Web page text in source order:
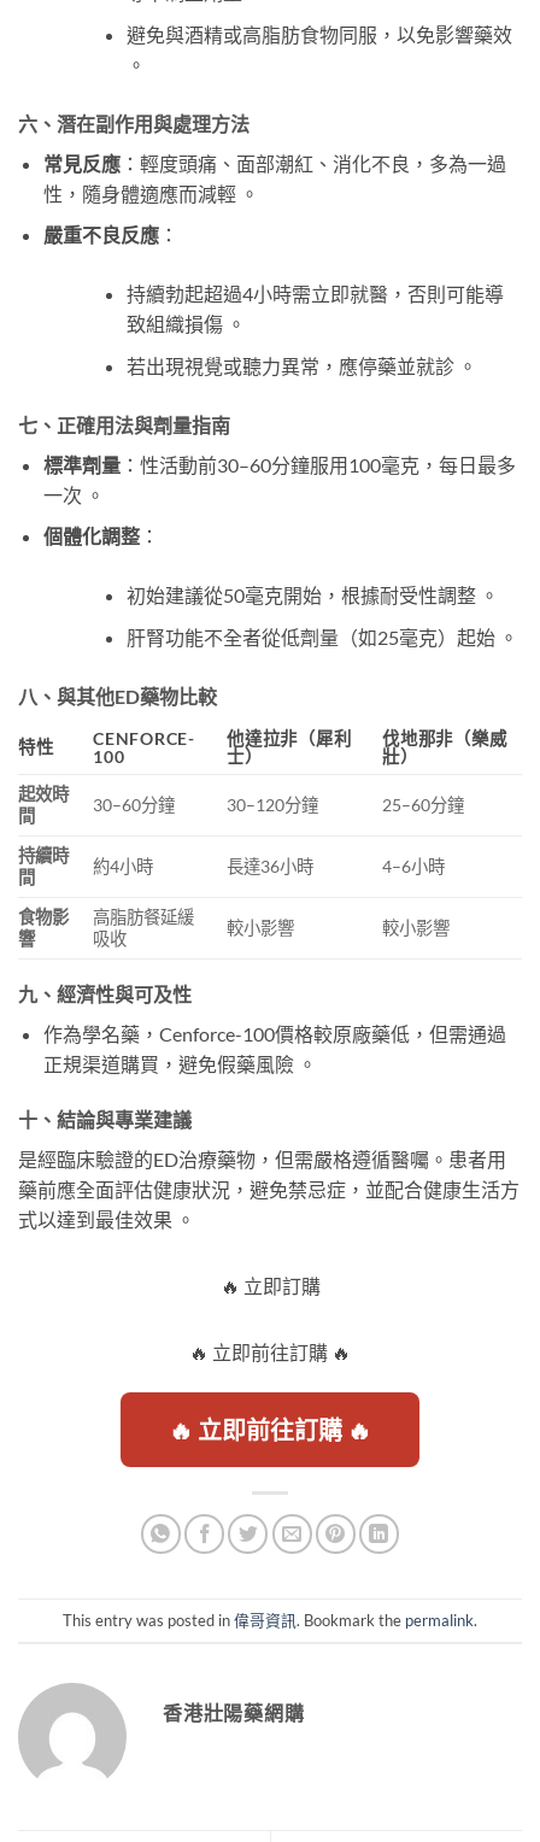
避免與酒精或高脂肪食物同服，以免影響藥效
。
六、潛在副作用與處理方法
常見反應：輕度頭痛、面部潮紅、消化不良，多為一過
性，隨身體適應而減輕 。
嚴重不良反應：
持續勃起超過4小時需立即就醫，否則可能導
致組織損傷 。
若出現視覺或聽力異常，應停藥並就診 。
七、正確用法與劑量指南
標準劑量：性活動前30–60分鐘服用100毫克，每日最多
一次 。
個體化調整：
初始建議從50毫克開始，根據耐受性調整 。
肝腎功能不全者從低劑量（如25毫克）起始 。
八、與其他ED藥物比較
特性
CENFORCE-
100
他達拉非（犀利
士）
伐地那非（樂威
壯）
起效時
間
30–60分鐘 30–120分鐘 25–60分鐘
持續時
間
約4小時 長達36小時 4–6小時
食物影
響
高脂肪餐延緩
吸收
較小影響 較小影響
九、經濟性與可及性
作為學名藥，Cenforce-100價格較原廠藥低，但需通過
正規渠道購買，避免假藥風險 。
十、結論與專業建議
是經臨床驗證的ED治療藥物，但需嚴格遵循醫囑。患者用
藥前應全面評估健康狀況，避免禁忌症，並配合健康生活方
式以達到最佳效果 。
🔥 立即訂購
🔥 立即前往訂購 🔥
🔥 立即前往訂購 🔥
This entry was posted in偉哥資訊. Bookmark the permalink.
香港壯陽藥網購